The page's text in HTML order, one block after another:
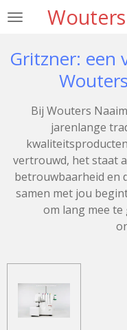
Ga
de
hoofdinhoud
Gritzner: een
Bij Wouters
jarenlange
vertrouwd, het staat
betrouwbaarheid en
samen met jou
om lang mee